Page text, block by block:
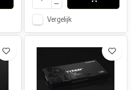
Vergelijk